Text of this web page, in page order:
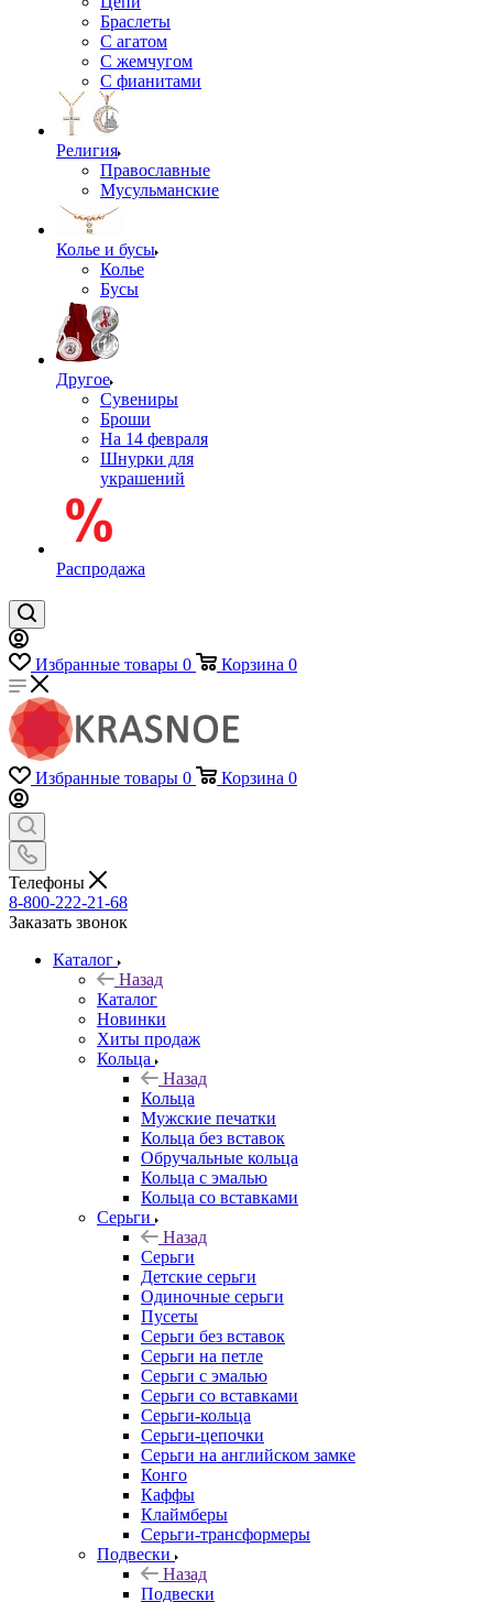
Браслеты
С агатом
С жемчугом
С фианитами
Религия
Православные
Мусульманские
Колье и бусы
Колье
Бусы
Другое
Сувениры
Броши
На 14 февраля
Шнурки для
украшений
Распродажа
Избранные товары 0 Корзина 0
Избранные товары 0 Корзина 0
Телефоны
8-800-222-21-68
Заказать звонок
Каталог
Назад
Каталог
Новинки
Хиты продаж
Кольца
Назад
Кольца
Мужские печатки
Кольца без вставок
Обручальные кольца
Кольца с эмалью
Кольца со вставками
Серьги
Назад
Серьги
Детские серьги
Одиночные серьги
Пусеты
Серьги без вставок
Серьги на петле
Серьги с эмалью
Серьги со вставками
Серьги-кольца
Серьги-цепочки
Серьги на английском замке
Конго
Каффы
Клаймберы
Серьги-трансформеры
Подвески
Назад
Подвески